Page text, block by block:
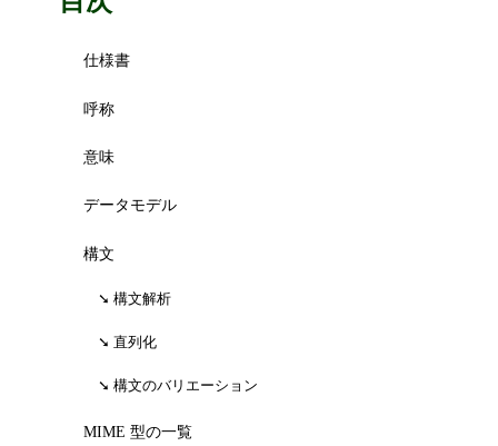
仕様書
呼称
意味
データモデル
構文
構文解析
直列化
構文のバリエーション
MIME 型の一覧